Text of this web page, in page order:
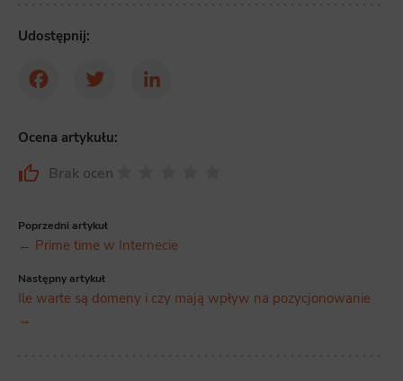
Udostępnij:
FacebookTwitter LinkedIn
Ocena artykułu:
Brak ocen
Poprzedni artykuł
← Prime time w Internecie
Następny artykuł
Ile warte są domeny i czy mają wpływ na pozycjonowanie
→